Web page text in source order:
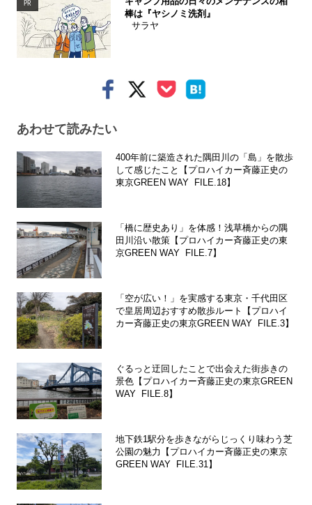
PR
棒は『ヤシノミ洗剤』
サラヤ
あわせて読みたい
400年前に築造された隅田川の「島」を散歩
して感じたこと【プロハイカー斉藤正史の
東京GREEN WAY FILE.18】
「橋に歴史あり」を体感！浅草橋からの隅
田川沿い散策【プロハイカー斉藤正史の東
京GREEN WAY FILE.7】
「空が広い！」を実感する東京・千代田区
で皇居周辺おすすめ散歩ルート【プロハイ
カー斉藤正史の東京GREEN WAY FILE.3】
ぐるっと迂回したことで出会えた街歩きの
景色【プロハイカー斉藤正史の東京GREEN
WAY FILE.8】
地下鉄1駅分を歩きながらじっくり味わう芝
公園の魅力【プロハイカー斉藤正史の東京
GREEN WAY FILE.31】